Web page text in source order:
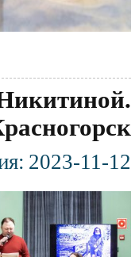
2023-11-12